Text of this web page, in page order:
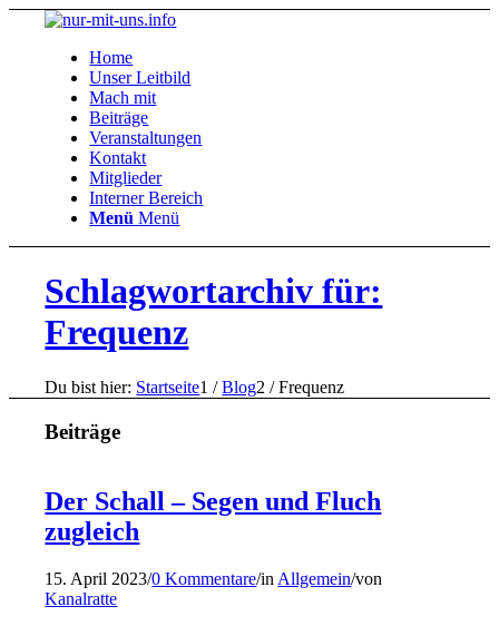
Home
Unser Leitbild
Mach mit
Beiträge
Veranstaltungen
Kontakt
Mitglieder
Interner Bereich
Menü Menü
Schlagwortarchiv für:
Frequenz
Du bist hier: Startseite1 / Blog2 / Frequenz
Beiträge
Der Schall – Segen und Fluch
zugleich
15. April 2023/0 Kommentare/in Allgemein/von
Kanalratte